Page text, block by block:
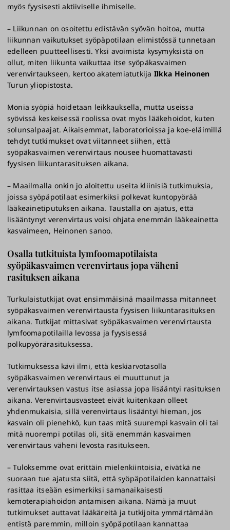
myös fyysisesti aktiiviselle ihmiselle.
­­– Liikunnan on osoitettu edistävän syövän hoitoa, mutta
liikunnan vaikutukset syöpäpotilaan elimistössä tunnetaan
edelleen puutteellisesti. Yksi avoimista kysymyksistä on
ollut, miten liikunta vaikuttaa itse syöpäkasvaimen
verenvirtaukseen, kertoo akatemiatutkija Ilkka Heinonen
Turun yliopistosta.
Monia syöpiä hoidetaan leikkauksella, mutta useissa
syövissä keskeisessä roolissa ovat myös lääkehoidot, kuten
solunsalpaajat. Aikaisemmat, laboratorioissa ja koe-eläimillä
tehdyt tutkimukset ovat viitanneet siihen, että
syöpäkasvaimen verenvirtaus nousee huomattavasti
fyysisen liikuntarasituksen aikana.
– Maailmalla onkin jo aloitettu useita kliinisiä tutkimuksia,
joissa syöpäpotilaat esimerkiksi polkevat kuntopyörää
lääkeainetiputuksen aikana. Taustalla on ajatus, että
lisääntynyt verenvirtaus voisi ohjata enemmän lääkeainetta
kasvaimeen, Heinonen sanoo.
Osalla tutkituista lymfoomapotilaista
syöpäkasvaimen verenvirtaus jopa väheni
rasituksen aikana
Turkulaistutkijat ovat ensimmäisinä maailmassa mitanneet
syöpäkasvaimen verenvirtausta fyysisen liikuntarasituksen
aikana. Tutkijat mittasivat syöpäkasvaimen verenvirtausta
lymfoomapotilailla levossa ja fyysisessä
polkupyörärasituksessa.
Tutkimuksessa kävi ilmi, että keskiarvotasolla
syöpäkasvaimen verenvirtaus ei muuttunut ja
verenvirtauksen vastus itse asiassa jopa lisääntyi rasituksen
aikana. Verenvirtausvasteet eivät kuitenkaan olleet
yhdenmukaisia, sillä verenvirtaus lisääntyi hieman, jos
kasvain oli pienehkö, kun taas mitä suurempi kasvain oli tai
mitä nuorempi potilas oli, sitä enemmän kasvaimen
verenvirtaus väheni levosta rasitukseen.
– Tuloksemme ovat erittäin mielenkiintoisia, eivätkä ne
suoraan tue ajatusta siitä, että syöpäpotilaiden kannattaisi
rasittaa itseään esimerkiksi samanaikaisesti
kemoterapiahoidon antamisen aikana. Nämä ja muut
tutkimukset auttavat lääkäreitä ja tutkijoita ymmärtämään
entistä paremmin, milloin syöpäpotilaan kannattaa